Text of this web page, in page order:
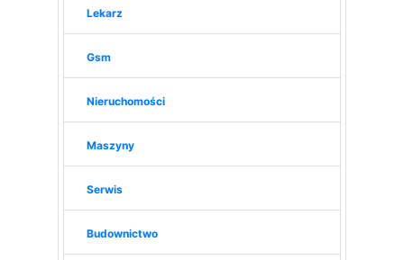
Lekarz
Gsm
Nieruchomości
Maszyny
Serwis
Budownictwo